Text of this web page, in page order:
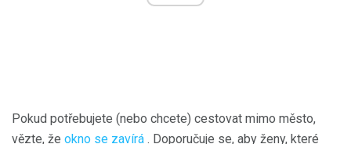
Pokud potřebujete (nebo chcete) cestovat mimo město,
vězte, že okno se zavírá . Doporučuje se, aby ženy, které